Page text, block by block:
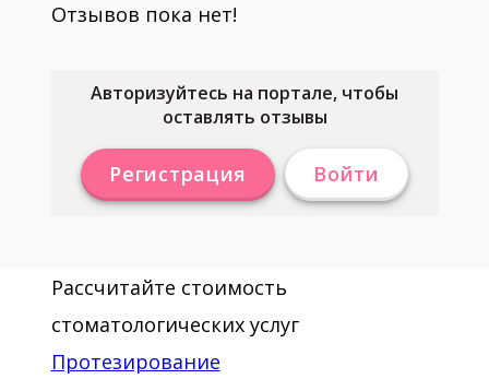
Отзывов пока нет!
Авторизуйтесь на портале, чтобы
оставлять отзывы
Регистрация Войти
Рассчитайте стоимость
стоматологических услуг
Протезирование